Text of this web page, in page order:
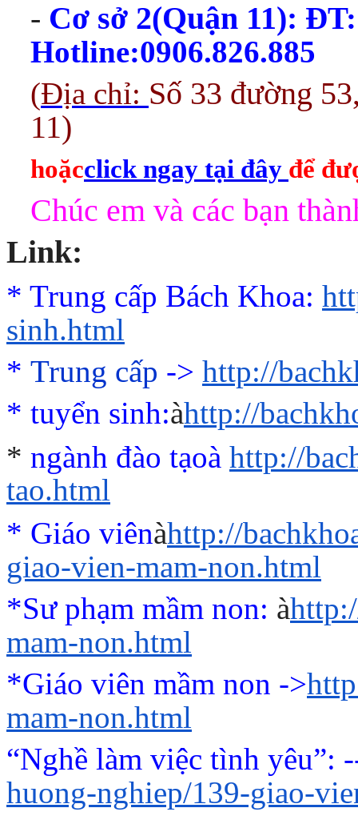
- Cơ sở 2(Quận 11): ĐT:
Hotline:0906.826.885
(Địa chỉ: Số 33 đường
11)
hoặcclick ngay tại đây để
Chúc em và các bạn
Link:
* Trung cấp Bách Khoa:
sinh.html
* Trung cấp -> http://
* tuyển sinh:àhttp://
* ngành đào tạoà http://
tao.html
* Giáo viênàhttp://
giao-vien-mam-non.html
*Sư phạm mầm non: à
mam-non.html
*Giáo viên mầm non ->
mam-non.html
“Nghề làm việc tình yêu”:
huong-nghiep/139-giao-